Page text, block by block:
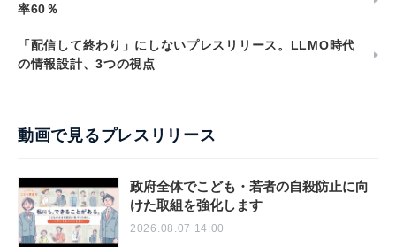
率60％
「配信して終わり」にしないプレスリリース。LLMO時代
の情報設計、3つの視点
動画で見るプレスリリース
政府全体でこども・若者の自殺防止に向
けた取組を強化します
2026.08.07 14:00